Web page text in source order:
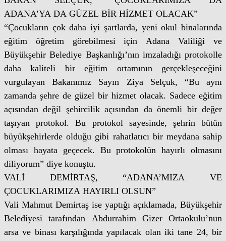
ADANA’YA DA GÜZEL BİR HİZMET OLACAK”
“Çocukların çok daha iyi şartlarda, yeni okul binalarında
eğitim öğretim görebilmesi için Adana Valiliği ve
Büyükşehir Belediye Başkanlığı’nın imzaladığı protokolle
daha kaliteli bir eğitim ortamının gerçekleşeceğini
vurgulayan Bakanımız Sayın Ziya Selçuk, “Bu aynı
zamanda şehre de güzel bir hizmet olacak. Sadece eğitim
açısından değil şehircilik açısından da önemli bir değer
taşıyan protokol. Bu protokol sayesinde, şehrin bütün
büyükşehirlerde olduğu gibi rahatlatıcı bir meydana sahip
olması hayata geçecek. Bu protokolün hayırlı olmasını
diliyorum” diye konuştu.
VALİ DEMİRTAŞ, “ADANA’MIZA VE
ÇOCUKLARIMIZA HAYIRLI OLSUN”
Vali Mahmut Demirtaş ise yaptığı açıklamada, Büyükşehir
Belediyesi tarafından Abdurrahim Gizer Ortaokulu’nun
arsa ve binası karşılığında yapılacak olan iki tane 24, bir